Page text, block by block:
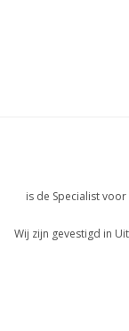
is de Specialist
Wij zijn gevestigd in